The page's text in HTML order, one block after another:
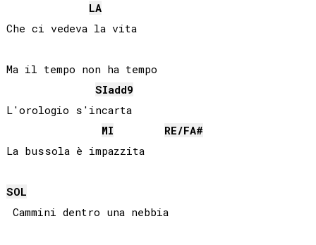
LA
Che ci vedeva la vita
Ma il tempo non ha tempo
SIadd9
L'orologio s'incarta
MI
RE/FA#
La bussola è impazzita
SOL
Cammini dentro una nebbia